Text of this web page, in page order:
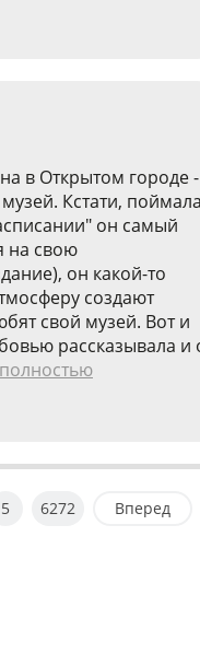
в Открытом городе -
Кстати,
он самый
на свою
он какой-то
создают
свой музей. Вот и
рассказывала и
5 6272 Вперед